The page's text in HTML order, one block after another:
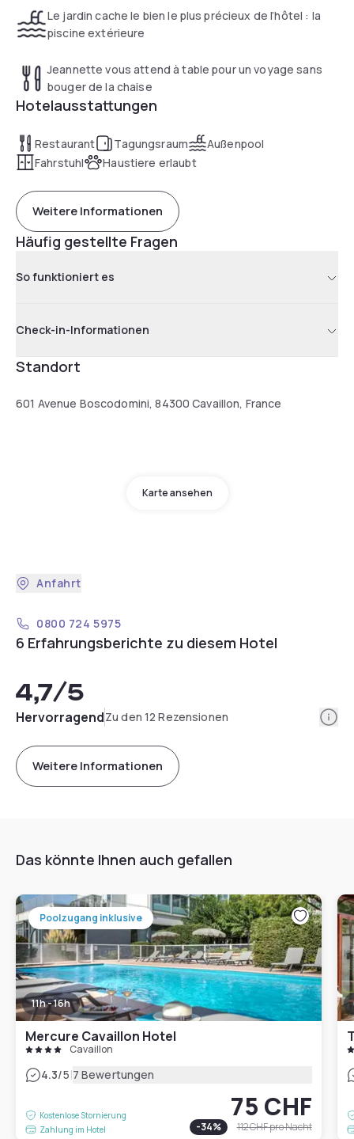
Le jardin cache le bien le plus précieux de l’hôtel : la
piscine extérieure
Jeannette vous attend à table pour un voyage sans
bouger de la chaise
Hotelausstattungen
Restaurant Tagungsraum
Außenpool
Fahrstuhl
Haustiere erlaubt
Weitere Informationen
Häufig gestellte Fragen
So funktioniert es
Check-in-Informationen
Standort
601 Avenue Boscodomini, 84300 Cavaillon, France
Karte ansehen
Anfahrt
0800 724 5975
6 Erfahrungsberichte zu diesem Hotel
4,7/5
HervorragendZu den 12 Rezensionen
Weitere Informationen
Das könnte Ihnen auch gefallen
Poolzugang inklusive
11h - 16h
Mercure Cavaillon Hotel
Cavaillon
4.3/5|7 Bewertungen
Kostenlose Stornierung
Zahlung im Hotel
75 CHF
-34% 112 CHFpro Nacht